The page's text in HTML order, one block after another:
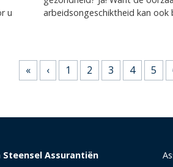
u
arbeidsongeschiktheid kan ook
« ‹ 1 2 3 4 5
Steensel Assurantiën